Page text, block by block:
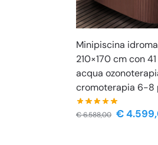
Minipiscina
210×170 cm con
acqua
cromoterapia 6-8
€6.588,00 €